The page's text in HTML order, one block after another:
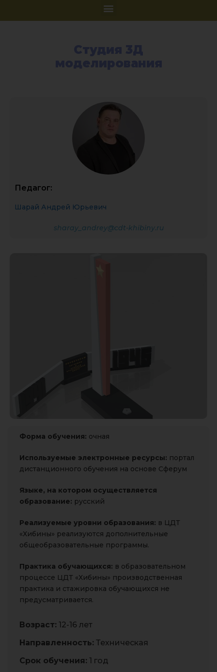
Педагог:
Шарай Андрей Юрьевич
sharay_andrey@cdt-khibiny.ru
Форма обучения: очная
Используемые электронные ресурсы: портал
дистанционного обучения на основе Сферум
Языке, на котором осуществляется
образование: русский
Реализуемые уровни образования: в ЦДТ
«Хибины» реализуются дополнительные
общеобразовательные программы.
Практика обучающихся: в образовательном
процессе ЦДТ «Хибины» производственная
практика и стажировка обучающихся не
предусматривается.
Возраст: 12-16 лет
Направленность: Техническая
Срок обучения: 1 год